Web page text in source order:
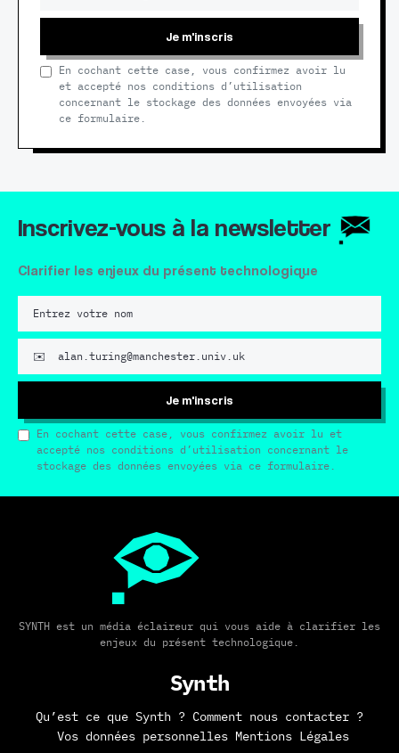
Je m'inscris
En cochant cette case, vous confirmez avoir lu
et accepté nos conditions d’utilisation
concernant le stockage des données envoyées via
ce formulaire.
Inscrivez-vous à la newsletter
Clarifier les enjeux du présent technologique
Je m'inscris
En cochant cette case, vous confirmez avoir lu et
accepté nos conditions d’utilisation concernant le
stockage des données envoyées via ce formulaire.
SYNTH est un média éclaireur qui vous aide à clarifier les
enjeux du présent technologique.
Synth
Qu’est ce que Synth ?
Comment nous contacter ?
Vos données personnelles
Mentions Légales